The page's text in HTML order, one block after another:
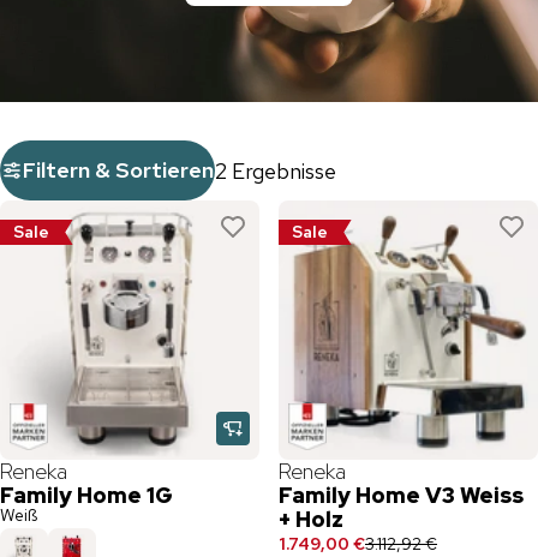
Filtern & Sortieren2 Ergebnisse
Sale
Reneka
Family Home 1G
Weiß
Sale
Reneka
Family Home V3 Weiss
+ Holz
1.749,00 €3.112,92 €